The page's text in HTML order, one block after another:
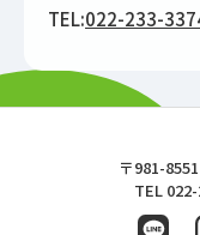
TEL:022-233-
東北
〒981-
TEL